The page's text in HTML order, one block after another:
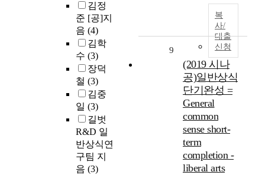
김정
준 [공]지
음 (4)
김학
수 (3)
장덕
철 (3)
김중
일 (3)
길벗
R&D 일
반상식연
구팀 지
음 (3)
복
사/
대출
신청
9
(2019 시나
공)일반상식
단기완성 =
General
common
sense short-
term
completion -
liberal arts